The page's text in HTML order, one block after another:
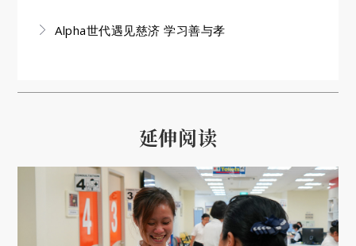
Alpha世代遇见慈济 学习善与孝
延伸阅读